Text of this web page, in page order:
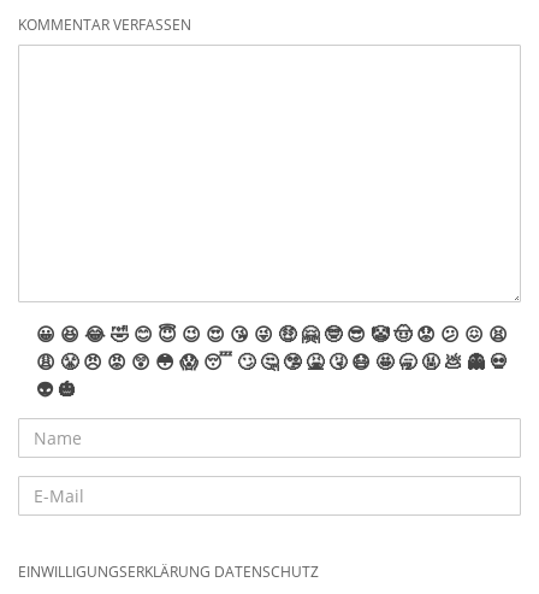
KOMMENTAR VERFASSEN
😀 😆 😂🤣 😊 😇 😉 😍 😘 😜 🤑 🤗 🤓 😎 🤡🤠 😟 😕 😖 😫
😩 😤 😠 😡 😲 😳 😱 😴 🙄 🤔 🤥 🤮 🤧 😷 🤩 🥱 🤬 💩 👻 💀
👽 🎃
EINWILLIGUNGSERKLÄRUNG DATENSCHUTZ